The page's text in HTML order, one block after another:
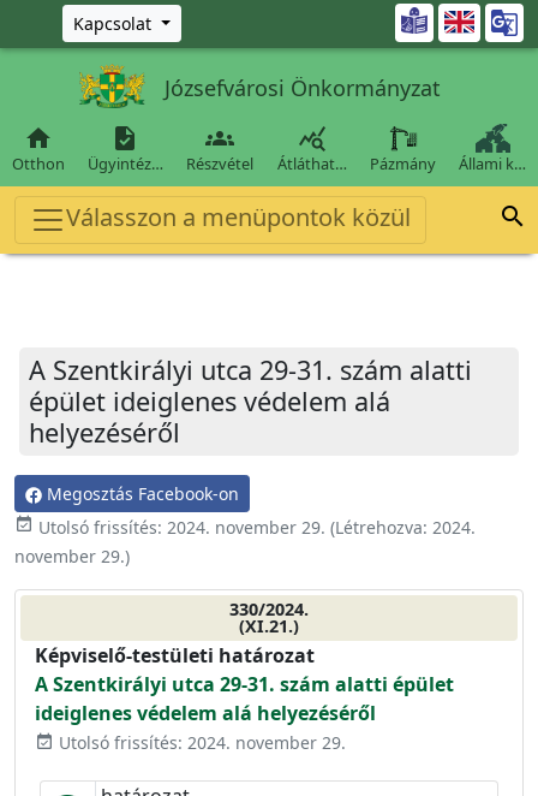
Ugrás a fő tartalomra
Kapcsolat 
Józsefvárosi Önkormányzat

Otthon

Ügyintéz…

Részvétel

Átláthat… Pázmány Állami k…
Válasszon a menüpontok közül 
A Szentkirályi utca 29-31. szám alatti
épület ideiglenes védelem alá
helyezéséről
Megosztás Facebook-on
event_available Utolsó frissítés: 2024. november 29. (Létrehozva: 2024.
november 29.)
330/2024.
(XI.21.)
Képviselő-testületi határozat
A Szentkirályi utca 29-31. szám alatti épület
ideiglenes védelem alá helyezéséről
event_available Utolsó frissítés: 2024. november 29.